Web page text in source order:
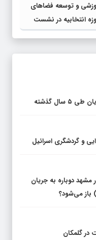
و توسعه فضاهای
انتخابیه در نشست
آموزش مجلس با
و گردشگری اسرائیل
مشهد دوباره به جریان
باز می‌شود؟